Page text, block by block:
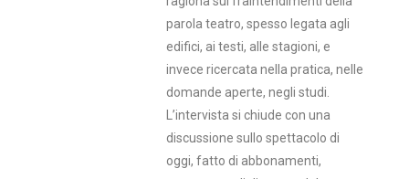
parola teatro, spesso legata agli
edifici, ai testi, alle stagioni, e
invece ricercata nella pratica, nelle
domande aperte, negli studi.
L’intervista si chiude con una
discussione sullo spettacolo di
oggi, fatto di abbonamenti,